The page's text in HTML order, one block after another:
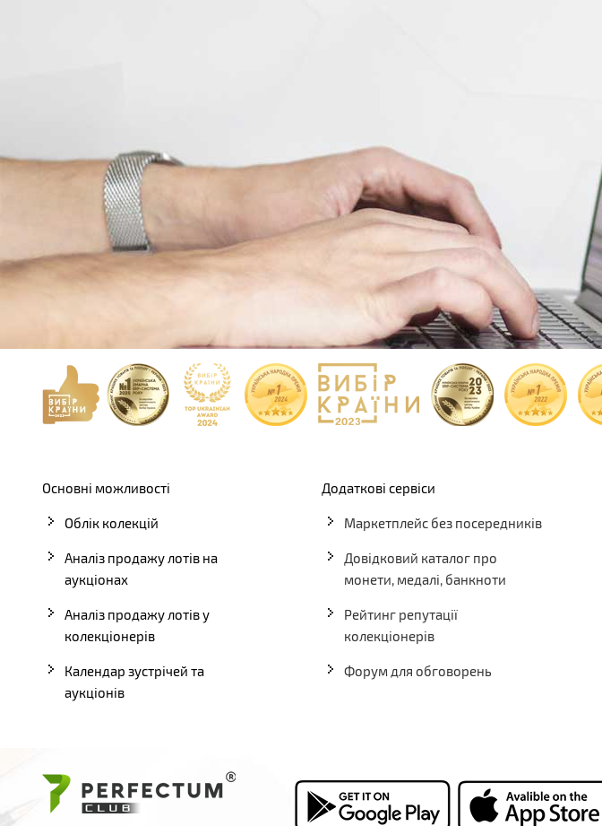
Основні можливості
Облік колекцій
Аналіз продажу лотів на
аукціонах
Аналіз продажу лотів у
колекціонерів
Календар зустрічей та
аукціонів
Додаткові сервіси
Маркетплейс без посередників
Довідковий каталог про
монети, медалі, банкноти
Рейтинг репутації
колекціонерів
Форум для обговорень